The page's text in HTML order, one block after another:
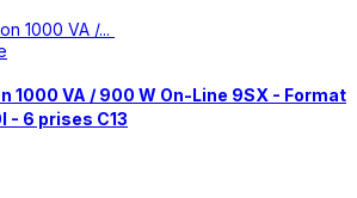
1000 VA / 900 W On-Line 9SX - Format
- 6 prises C13